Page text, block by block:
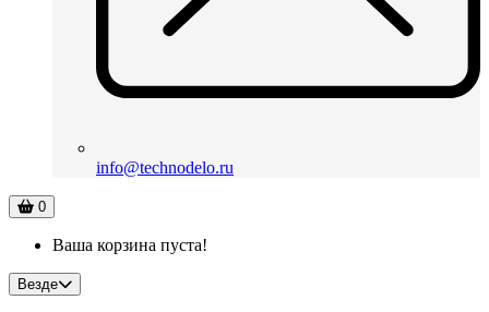
info@technodelo.ru
0
Ваша корзина пуста!
Везде